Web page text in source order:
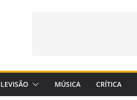
MÚSICA CRÍTICA